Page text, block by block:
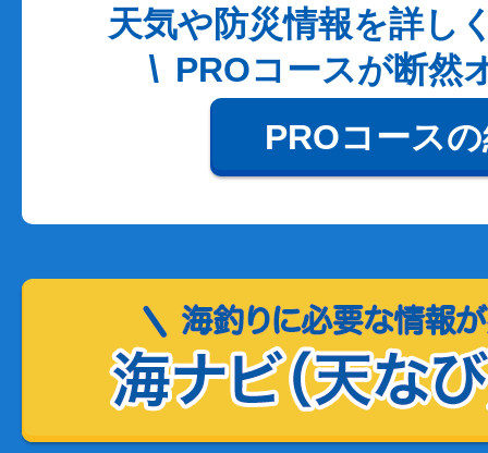
天気や防災情報を詳し
PROコースが断然
PROコース